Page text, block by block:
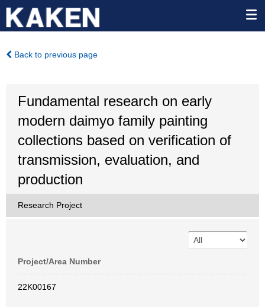
Back to previous page
Fundamental research on early
modern daimyo family painting
collections based on verification of
transmission, evaluation, and
production
Research Project
Project/Area Number
22K00167